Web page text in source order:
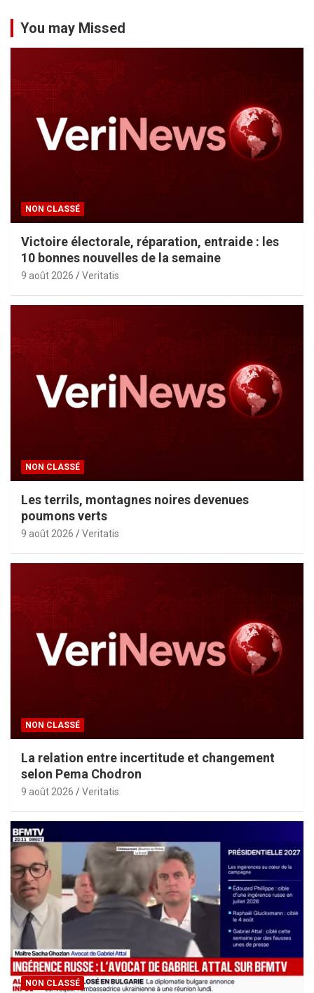
You may Missed
NON CLASSÉ
Victoire électorale, réparation, entraide : les
10 bonnes nouvelles de la semaine
9 août 2026 Veritatis
NON CLASSÉ
Les terrils, montagnes noires devenues
poumons verts
9 août 2026 Veritatis
NON CLASSÉ
La relation entre incertitude et changement
selon Pema Chodron
9 août 2026 Veritatis
NON CLASSÉ